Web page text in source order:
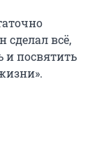
сделал всё,
и посвятить